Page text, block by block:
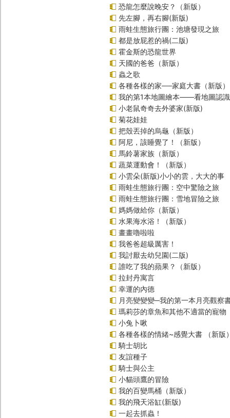
恐龍怎麼說晚安？（新版）
先左腳，再右腳(新版)
雨蛙生態旅行團：池塘發現之旅
都是放屁惹的禍(二版)
霍金斯的恐龍世界
天國的爸爸（新版）
蟲之歌
各種各樣的家──家庭大書（新版）
我的第1本地圖繪本――看地圖認
小老鼠奇奇去外婆家(新版)
菊花娃娃
把殼丟掉的烏龜（新版）
阿尼，該睡覺了！（新版）
馬鈴薯家族（新版）
蔬菜運動會！（新版）
小雲朵(新版)小小的雲，大大的事
雨蛙生態旅行團：空中驚險之旅
雨蛙生態旅行團：雪地冒險之旅
媽媽做給你（新版）
水果海水浴！（新版）
畫畫嚕啦啦
我爸爸超級厲害！
我討厭去幼兒園(二版)
誰吃了我的蘋果？（新版）
拉封丹寓言
幸運的內德
月亮變變變─我的第一本月亮觀察
瑪莉莎的章魚和其他不適當的寵物
小兔卜啾
各種各樣的情緒~感覺大書 （新版
騎士胡比
友誼種子
騎士與公主
小貓頭鷹的冒險
我的百變馬桶（新版）
我的飛天浴缸(新版)
一起去抓蟲！